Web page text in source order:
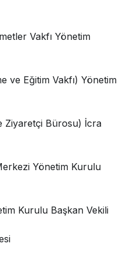
Vakfı Yönetim
ve Eğitim Vakfı) Yönetim
Ziyaretçi Bürosu) İcra
Yönetim Kurulu
Kurulu Başkan Vekili